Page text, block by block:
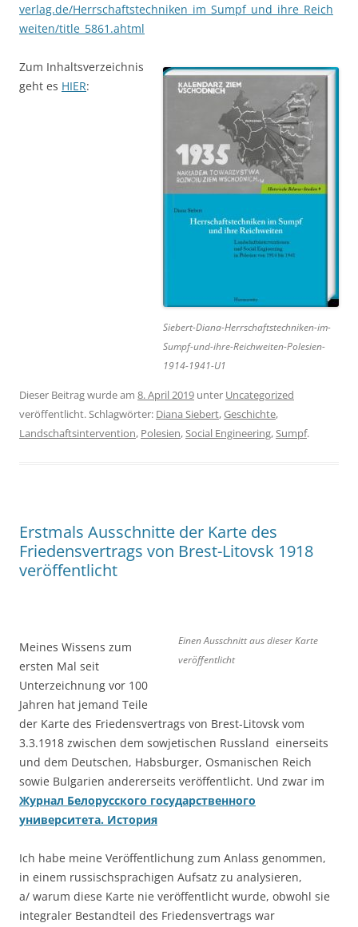
verlag.de/Herrschaftstechniken_im_Sumpf_und_ihre_Reich
weiten/title_5861.ahtml
Siebert-Diana-Herrschaftstechniken-im-
Sumpf-und-ihre-Reichweiten-Polesien-
1914-1941-U1
Zum Inhaltsverzeichnis
geht es HIER:
Dieser Beitrag wurde am 8. April 2019 unter Uncategorized
veröffentlicht. Schlagwörter: Diana Siebert,Geschichte,
Landschaftsintervention, Polesien,Social Engineering,Sumpf.
Erstmals Ausschnitte der Karte des
Friedensvertrags von Brest-Litovsk 1918
veröffentlicht
Einen Ausschnitt aus dieser Karte
veröffentlicht
Meines Wissens zum
ersten Mal seit
Unterzeichnung vor 100
Jahren hat jemand Teile
der Karte des Friedensvertrags von Brest-Litovsk vom
3.3.1918 zwischen dem sowjetischen Russland einerseits
und dem Deutschen, Habsburger, Osmanischen Reich
sowie Bulgarien andererseits veröffentlicht. Und zwar im
Журнал Белорусского государственного
университета. История
Ich habe meine Veröffentlichung zum Anlass genommen,
in einem russischsprachigen Aufsatz zu analysieren,
a/ warum diese Karte nie veröffentlicht wurde, obwohl sie
integraler Bestandteil des Friedensvertrags war